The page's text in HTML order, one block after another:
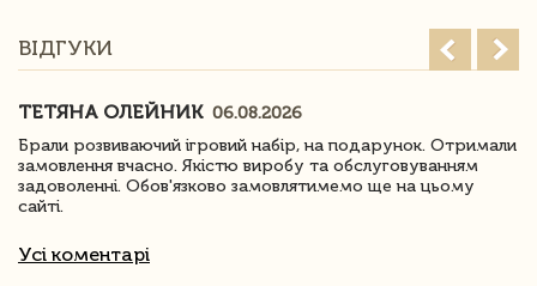
ВІДГУКИ
ТЕТЯНА ОЛЕЙНИК 06.08.2026
Брали розвиваючий ігровий набір, на подарунок. Отримали
замовлення вчасно. Якістю виробу та обслуговуванням
задоволенні. Обов'язково замовлятимемо ще на цьому
сайті.
Усі коментарі